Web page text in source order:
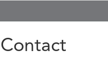
Contact